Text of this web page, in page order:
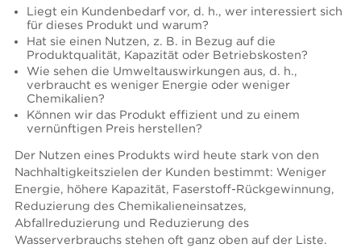
Liegt ein Kundenbedarf vor, d. h., wer interessiert sich
für dieses Produkt und warum?
Hat sie einen Nutzen, z. B. in Bezug auf die
Produktqualität, Kapazität oder Betriebskosten?
Wie sehen die Umweltauswirkungen aus, d. h.,
verbraucht es weniger Energie oder weniger
Chemikalien?
Können wir das Produkt effizient und zu einem
vernünftigen Preis herstellen?
Der Nutzen eines Produkts wird heute stark von den
Nachhaltigkeitszielen der Kunden bestimmt: Weniger
Energie, höhere Kapazität, Faserstoff-Rückgewinnung,
Reduzierung des Chemikalieneinsatzes,
Abfallreduzierung und Reduzierung des
Wasserverbrauchs stehen oft ganz oben auf der Liste.